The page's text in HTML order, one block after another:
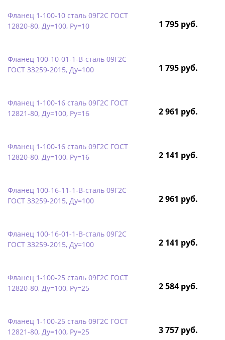
Фланец 1-100-10 сталь 09Г2С ГОСТ
12820-80, Ду=100, Ру=10
1 795 руб.
Фланец 100-10-01-1-B-сталь 09Г2С
ГОСТ 33259-2015, Ду=100
1 795 руб.
Фланец 1-100-16 сталь 09Г2С ГОСТ
12821-80, Ду=100, Ру=16
2 961 руб.
Фланец 1-100-16 сталь 09Г2С ГОСТ
12820-80, Ду=100, Ру=16
2 141 руб.
Фланец 100-16-11-1-B-сталь 09Г2С
ГОСТ 33259-2015, Ду=100
2 961 руб.
Фланец 100-16-01-1-B-сталь 09Г2С
ГОСТ 33259-2015, Ду=100
2 141 руб.
Фланец 1-100-25 сталь 09Г2С ГОСТ
12820-80, Ду=100, Ру=25
2 584 руб.
Фланец 1-100-25 сталь 09Г2С ГОСТ
12821-80, Ду=100, Ру=25
3 757 руб.